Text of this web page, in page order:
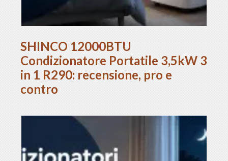
SHINCO 12000BTU
Condizionatore Portatile 3,5kW 3
in 1 R290: recensione, pro e
contro